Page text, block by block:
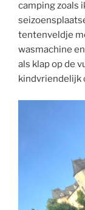
camping zoals
tentenveldje
wasmachine
als klap op de
kindvriendelijk